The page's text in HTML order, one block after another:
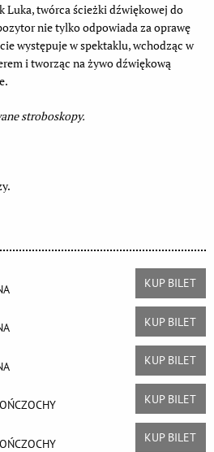
Luka, twórca ścieżki dźwiękowej do
nie tylko odpowiada za oprawę
występuje w spektaklu, wchodząc w
i tworząc na żywo dźwiękową
stroboskopy.
KUP BILET
KUP BILET
KUP BILET
KUP BILET
KUP BILET